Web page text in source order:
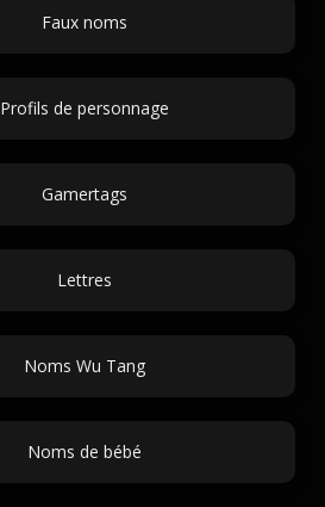
Faux noms
Profils de personnage
Gamertags
Lettres
Noms Wu Tang
Noms de bébé